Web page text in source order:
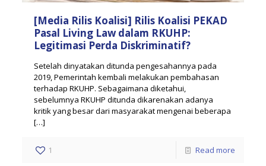
[Media Rilis Koalisi] Rilis Koalisi PEKAD
Pasal Living Law dalam RKUHP:
Legitimasi Perda Diskriminatif?
Setelah dinyatakan ditunda pengesahannya pada
2019, Pemerintah kembali melakukan pembahasan
terhadap RKUHP. Sebagaimana diketahui,
sebelumnya RKUHP ditunda dikarenakan adanya
kritik yang besar dari masyarakat mengenai beberapa
[…]
1 Read more